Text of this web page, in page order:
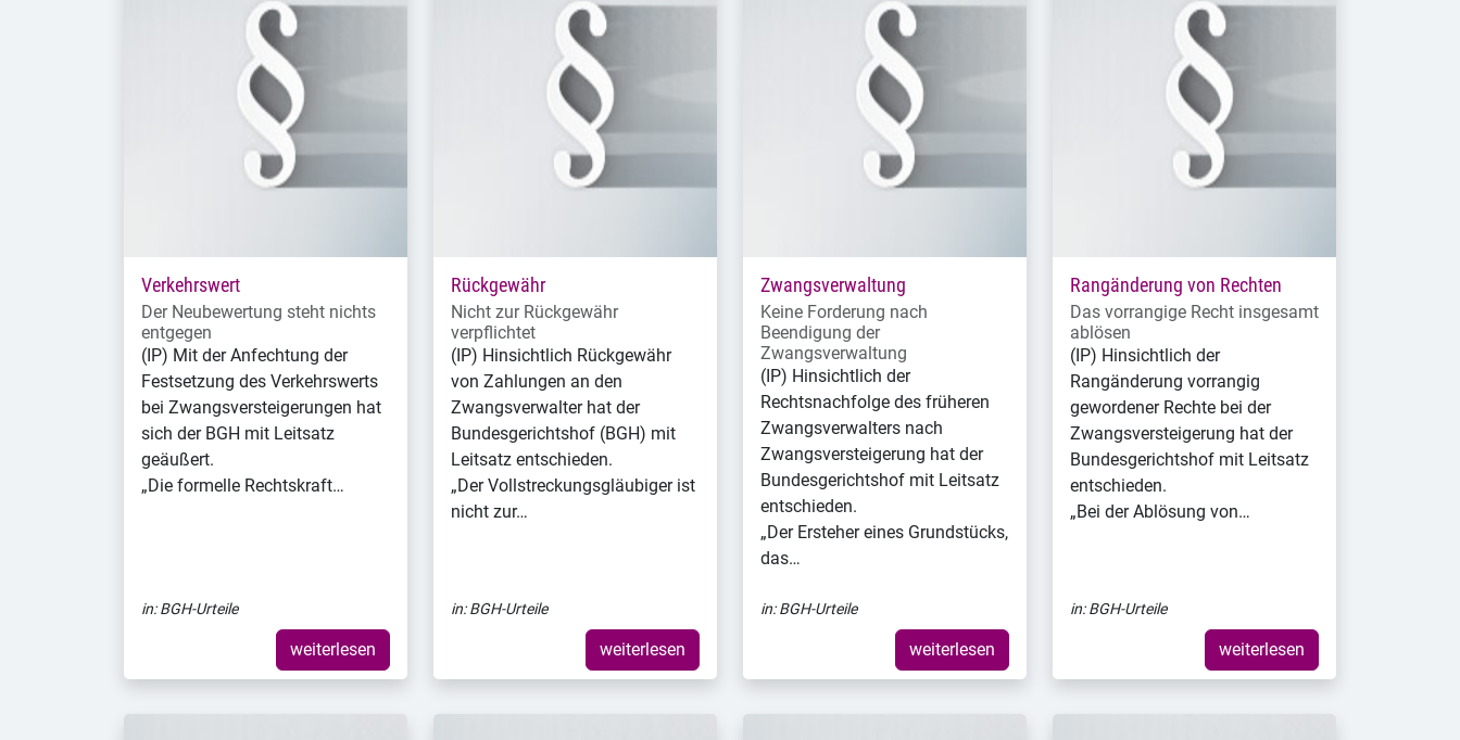
Verkehrswert
Der Neubewertung steht nichts
entgegen
(IP) Mit der Anfechtung der
Festsetzung des Verkehrswerts
bei Zwangsversteigerungen hat
sich der BGH mit Leitsatz
geäußert.
„Die formelle Rechtskraft…
in:BGH-Urteile
weiterlesen
Rückgewähr
Nicht zur Rückgewähr
verpflichtet
(IP) Hinsichtlich Rückgewähr
von Zahlungen an den
Zwangsverwalter hat der
Bundesgerichtshof (BGH) mit
Leitsatz entschieden.
„Der Vollstreckungsgläubiger ist
nicht zur…
in:BGH-Urteile
weiterlesen
Zwangsverwaltung
Keine Forderung nach
Beendigung der
Zwangsverwaltung
(IP) Hinsichtlich der
Rechtsnachfolge des früheren
Zwangsverwalters nach
Zwangsversteigerung hat der
Bundesgerichtshof mit Leitsatz
entschieden.
„Der Ersteher eines Grundstücks,
das…
in:BGH-Urteile
weiterlesen
Rangänderung von Rechten
Das vorrangige Recht insgesamt
ablösen
(IP) Hinsichtlich der
Rangänderung vorrangig
gewordener Rechte bei der
Zwangsversteigerung hat der
Bundesgerichtshof mit Leitsatz
entschieden.
„Bei der Ablösung von…
in:BGH-Urteile
weiterlesen